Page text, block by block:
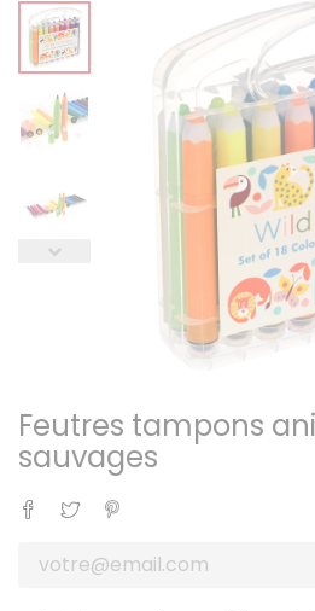
Feutres tampons
sauvages
Partager
Tweet